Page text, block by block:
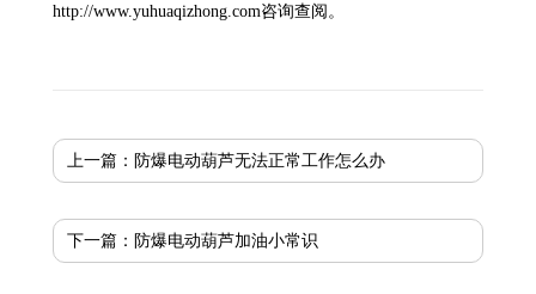
http://www.yuhuaqizhong.com咨询查阅。
上一篇： 防爆电动葫芦无法正常工作怎么办
下一篇： 防爆电动葫芦加油小常识